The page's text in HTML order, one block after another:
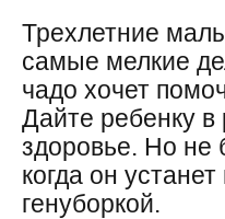
Трехлетние
самые мелкие
чадо хочет
Дайте ребенку в
здоровье. Но не
когда он
генуборкой.